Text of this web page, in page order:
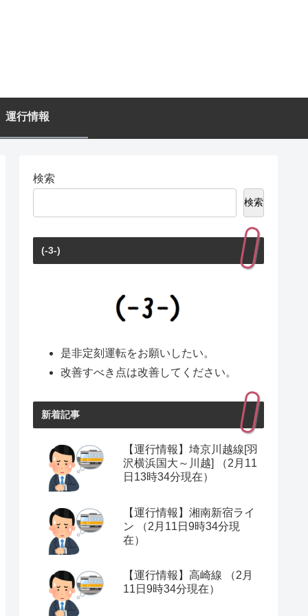
運行情報
検索
検索
(-3-)
是非定刻運転をお願いしたい。
改善すべき点は改善してください。
新着記事
【運行情報】埼京川越線[羽
沢横浜国大～川越] （2月11
日13時34分現在）
【運行情報】湘南新宿ライ
ン （2月11日9時34分現
在）
【運行情報】高崎線 （2月
11日9時34分現在）